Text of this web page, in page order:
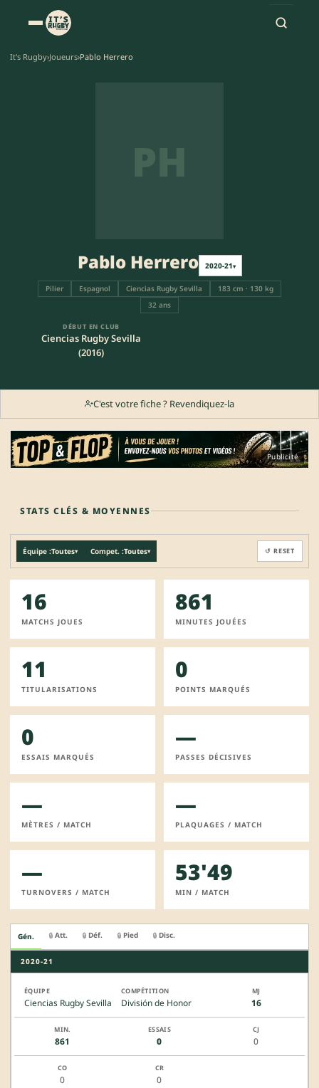
It's Rugby›Joueurs›Pablo Herrero
PH
Pablo Herrero 2020-21▾
Pilier Espagnol Ciencias Rugby Sevilla
183 cm · 130 kg
32 ans
DÉBUT EN CLUB
Ciencias Rugby Sevilla
(2016)
C'est votre fiche ? Revendiquez-la
Publicité
STATS CLÉS & MOYENNES
Équipe :Toutes▾ Compet. :Toutes▾ ↺ RESET
16
MATCHS JOUES
861
MINUTES JOUÉES
11
TITULARISATIONS
0
POINTS MARQUÉS
0
ESSAIS MARQUÉS
—
PASSES DÉCISIVES
—
MÈTRES / MATCH
—
PLAQUAGES / MATCH
—
TURNOVERS / MATCH
53'49
MIN / MATCH
Gén. 🔒 Att. 🔒 Déf. 🔒 Pied 🔒 Disc.
2020-21
Ciencias Rugby Sevilla División de Honor 16
861 0 0
0 0